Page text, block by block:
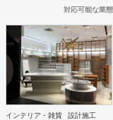
できます。
対応可能な業態
インテリア・雑貨 設計施工